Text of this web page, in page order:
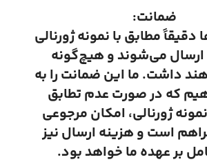
ضمانت:
مطابق با نمونه ژورنالی
ارسال می‌شوند و هیچ‌گونه
داشت. ما این ضمانت را به
که در صورت عدم تطابق
ژورنالی، امکان مرجوعی
است و هزینه ارسال نیز
بر عهده ما خواهد بود.